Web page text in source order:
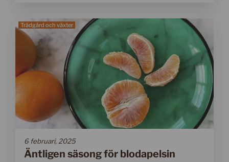
Trädgård och växter
6 februari, 2025
Äntligen säsong för blodapelsin